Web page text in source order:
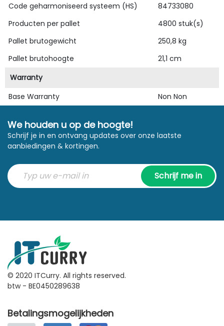
Code geharmoniseerd systeem (HS)
84733080
Producten per pallet
4800 stuk(s)
Pallet brutogewicht
250,8 kg
Pallet brutohoogte
21,1 cm
Warranty
Base Warranty
Non Non
We houden u op de hoogte!
Schrijf je in en ontvang updates over onze laatste
aanbiedingen & kortingen.
Schrijf me in
© 2020 ITCurry. All rights reserved.
btw - BE0450289638
Betalingsmogelijkheden